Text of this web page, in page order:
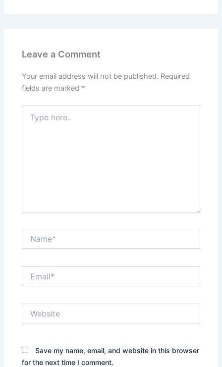
Leave a Comment
Your email address will not be published. Required
fields are marked *
here..
Save my name, email, and website in this browser
for the next time I comment.